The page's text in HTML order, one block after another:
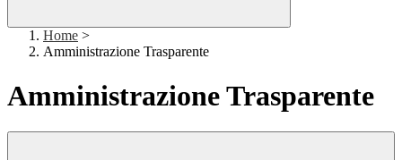
Home >
Amministrazione Trasparente
Amministrazione Trasparente